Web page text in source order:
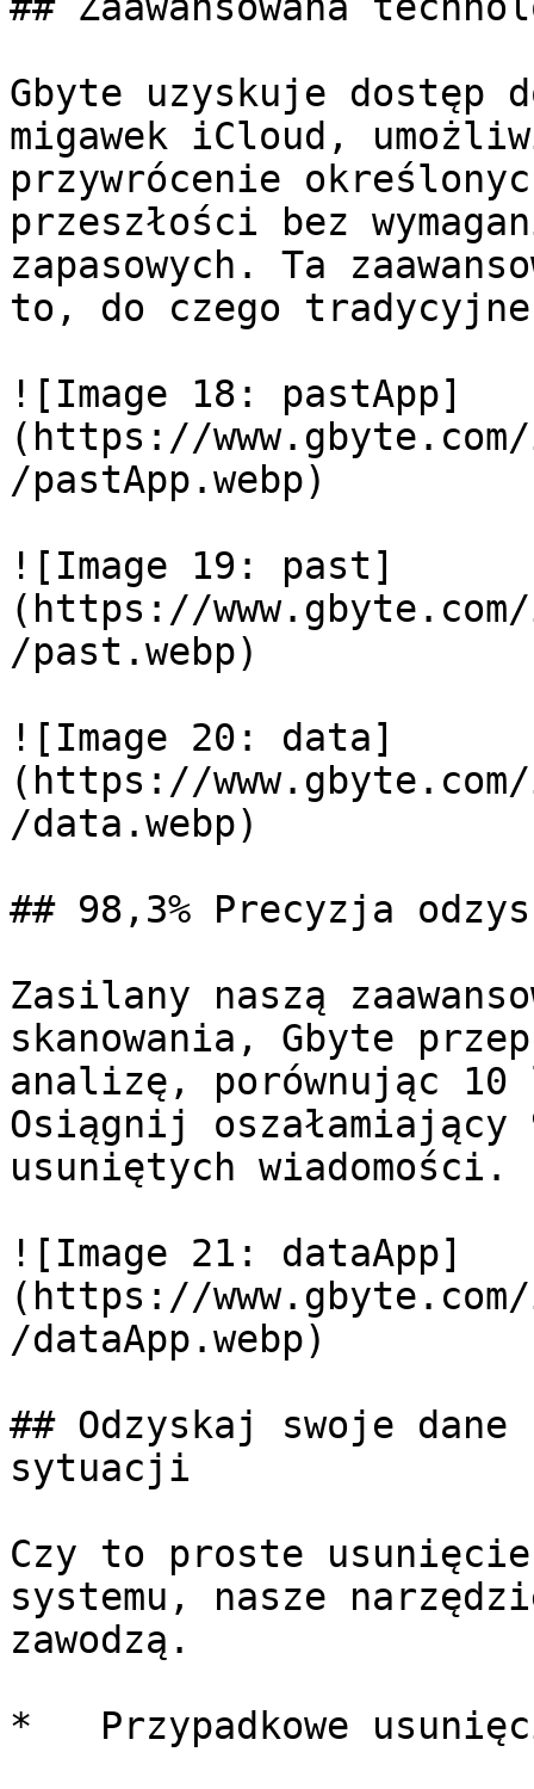
Gbyte uzyskuje dostęp
migawek iCloud,
przywrócenie
przeszłości bez
zapasowych. Ta
to, do czego
![Image 18: pastApp]
(https://
/pastApp.webp)
![Image 19: past]
(https://
/past.webp)
![Image 20: data]
(https://
/data.webp)
## 98,3% Precyzja
Zasilany naszą
skanowania, Gbyte
analizę, porównując 10
Osiągnij oszałamiający
usuniętych wiadomości.
![Image 21: dataApp]
(https://
/dataApp.webp)
## Odzyskaj swoje dane
sytuacji
Czy to proste usunięcie
systemu, nasze
zawodzą.
*   Przypadkowe